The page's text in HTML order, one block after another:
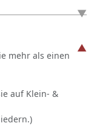
mehr als einen
auf Klein- &